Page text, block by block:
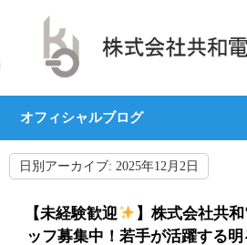
オフィシャルブログ
日別アーカイブ: 2025年12月2日
【未経験歓迎
】株式会社共
ッフ募集中！若手が活躍する